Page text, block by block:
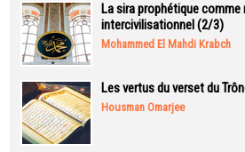
La sira prophétique comme
intercivilisationnel (2/3)
Mohammed El Mahdi Krabch
Les vertus du verset du
Housman Omarjee